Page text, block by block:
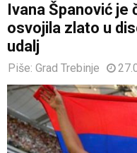
Ivana Španović je
osvojila zlato u
udalj
Piše: Grad Trebinje